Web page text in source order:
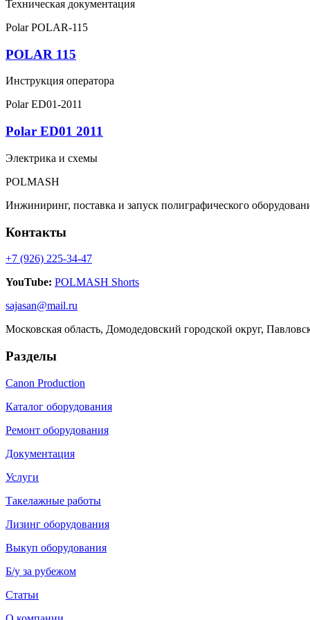
Техническая документация
Polar POLAR-115
POLAR 115
Инструкция оператора
Polar ED01-2011
Polar ED01 2011
Электрика и схемы
POLMASH
Инжиниринг, поставка и запуск полиграфического
Контакты
+7 (926) 225-34-47
YouTube: POLMASH Shorts
sajasan@mail.ru
Московская область, Домодедовский городской округ,
Разделы
Canon Production
Каталог оборудования
Ремонт оборудования
Документация
Услуги
Такелажные работы
Лизинг оборудования
Выкуп оборудования
Б/у за рубежом
Статьи